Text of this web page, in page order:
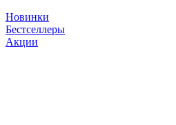
Новинки
Бестселлеры
Акции